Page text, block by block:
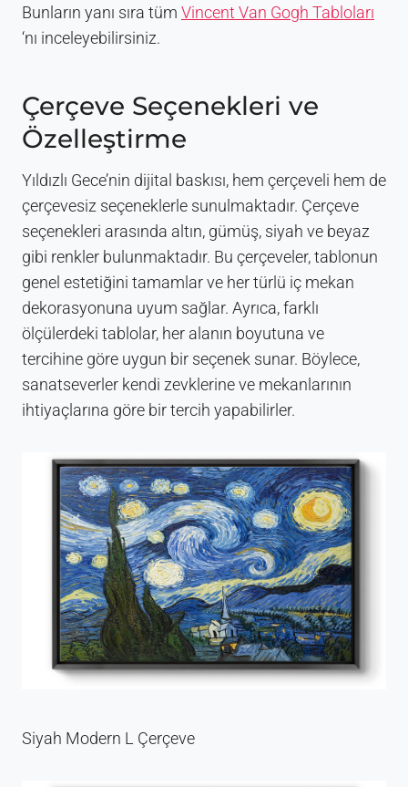
Bunların yanı sıra tüm Vincent Van Gogh Tabloları
‘nı inceleyebilirsiniz.
Çerçeve Seçenekleri ve
Özelleştirme
Yıldızlı Gece’nin dijital baskısı, hem çerçeveli hem de
çerçevesiz seçeneklerle sunulmaktadır. Çerçeve
seçenekleri arasında altın, gümüş, siyah ve beyaz
gibi renkler bulunmaktadır. Bu çerçeveler, tablonun
genel estetiğini tamamlar ve her türlü iç mekan
dekorasyonuna uyum sağlar. Ayrıca, farklı
ölçülerdeki tablolar, her alanın boyutuna ve
tercihine göre uygun bir seçenek sunar. Böylece,
sanatseverler kendi zevklerine ve mekanlarının
ihtiyaçlarına göre bir tercih yapabilirler.
Siyah Modern L Çerçeve